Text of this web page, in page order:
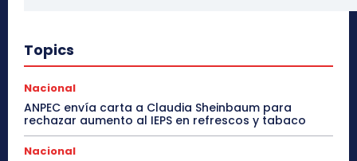
Topics
Nacional
ANPEC envía carta a Claudia Sheinbaum para
rechazar aumento al IEPS en refrescos y tabaco
Nacional